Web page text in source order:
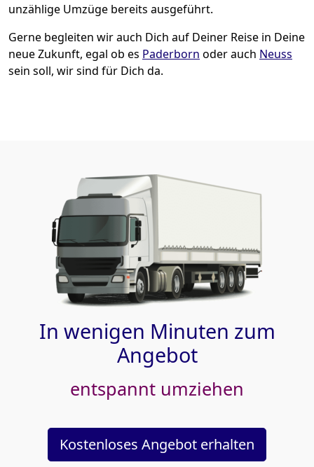
unzählige Umzüge bereits ausgeführt.
Gerne begleiten wir auch Dich auf Deiner Reise in Deine
neue Zukunft, egal ob es Paderborn oder auch Neuss
sein soll, wir sind für Dich da.
In wenigen Minuten zum
Angebot
entspannt umziehen
Kostenloses Angebot erhalten